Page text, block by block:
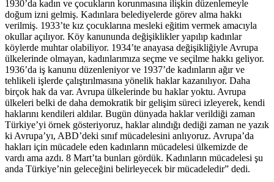
1930’da kadın ve çocukların korunmasına ilişkin düzenlemeyle
doğum izni gelmiş. Kadınlara belediyelerde görev alma hakkı
verilmiş. 1933’te kız çocuklarına mesleki eğitim vermek amacıyla
okullar açılıyor. Köy kanununda değişiklikler yapılıp kadınlar
köylerde muhtar olabiliyor. 1934’te anayasa değişikliğiyle Avrupa
ülkelerinde olmayan, kadınlarımıza seçme ve seçilme hakkı geliyor.
1936’da iş kanunu düzenleniyor ve 1937’de kadınların ağır ve
tehlikeli işlerde çalıştırılmasına yönelik haklar kazanılıyor. Daha
birçok hak da var. Avrupa ülkelerinde bu haklar yoktu. Avrupa
ülkeleri belki de daha demokratik bir gelişim süreci izleyerek, kendi
haklarını kendileri aldılar. Bugün dünyada haklar verildiği zaman
Türkiye’yi örnek gösteriyoruz, haklar alındığı dediği zaman ne yazık
ki Avrupa’yı, ABD’deki sınıf mücadelesini anlıyoruz. Avrupa’da
hakları için mücadele eden kadınların mücadelesi ülkemizde de
vardı ama azdı. 8 Mart’ta bunları gördük. Kadınların mücadelesi şu
anda Türkiye’nin geleceğini belirleyecek bir mücadeledir” dedi.